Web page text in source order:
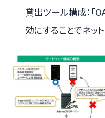
貸出ツール構成：「
効にすることでネッ